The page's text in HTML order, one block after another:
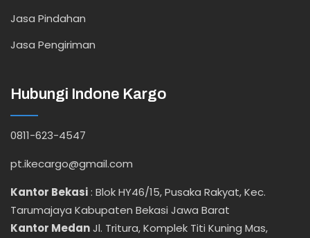
Jasa Pindahan
Jasa Pengiriman
Hubungi Indone Kargo
0811-623-4547
pt.ikecargo@gmail.com
Kantor Bekasi: Blok HY46/15, Pusaka Rakyat, Kec.
Tarumajaya Kabupaten Bekasi Jawa Barat
Kantor MedanJl. Tritura, Komplek Titi Kuning Mas,